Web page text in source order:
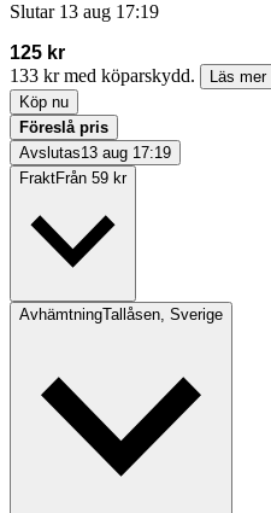
Slutar 13 aug 17:19
125 kr
133 kr med köparskydd.
Läs mer
Köp nu
Föreslå pris
Avslutas13 aug 17:19
FraktFrån 59 kr
AvhämtningTallåsen, Sverige